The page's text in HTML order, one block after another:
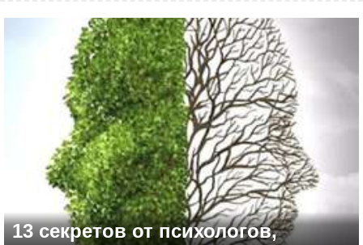
13 секретов от психологов,